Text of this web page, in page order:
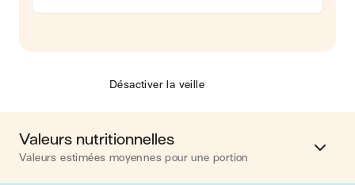
Désactiver la veille
Valeurs nutritionnelles
Valeurs estimées moyennes pour une portion